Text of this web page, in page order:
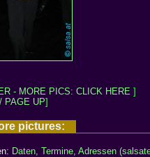
- MORE PICS: CLICK HERE ]
PAGE UP]
pictures:
Daten, Termine, Adressen